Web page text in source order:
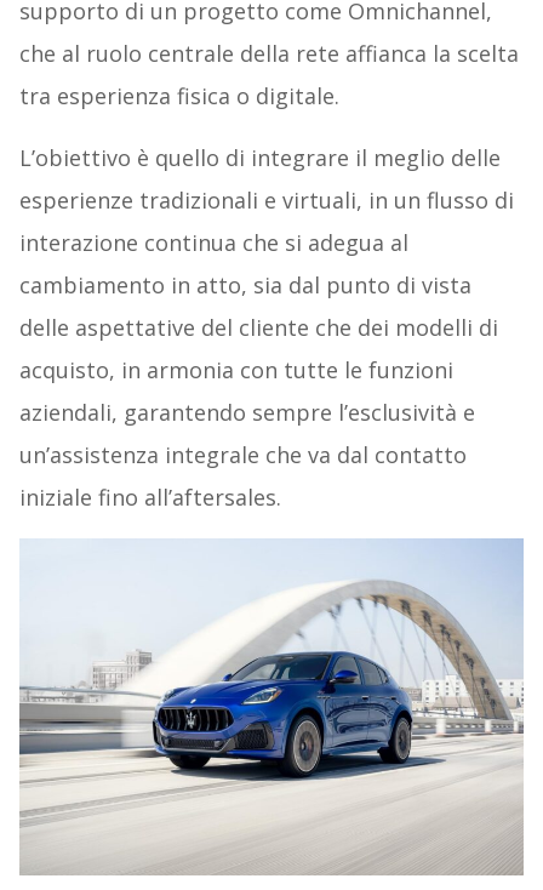
supporto di un progetto come Omnichannel,
che al ruolo centrale della rete affianca la scelta
tra esperienza fisica o digitale.
L’obiettivo è quello di integrare il meglio delle
esperienze tradizionali e virtuali, in un flusso di
interazione continua che si adegua al
cambiamento in atto, sia dal punto di vista
delle aspettative del cliente che dei modelli di
acquisto, in armonia con tutte le funzioni
aziendali, garantendo sempre l’esclusività e
un’assistenza integrale che va dal contatto
iniziale fino all’aftersales.